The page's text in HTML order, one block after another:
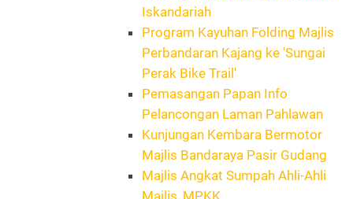
Iskandariah
Program Kayuhan Folding Majlis
Perbandaran Kajang ke 'Sungai
Perak Bike Trail'
Pemasangan Papan Info
Pelancongan Laman Pahlawan
Kunjungan Kembara Bermotor
Majlis Bandaraya Pasir Gudang
Majlis Angkat Sumpah Ahli-Ahli
Majlis, MPKK